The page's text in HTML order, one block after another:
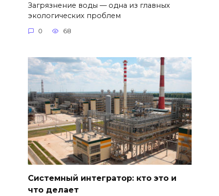
Загрязнение воды — одна из главных
экологических проблем
0 68
Системный интегратор: кто это и
что делает